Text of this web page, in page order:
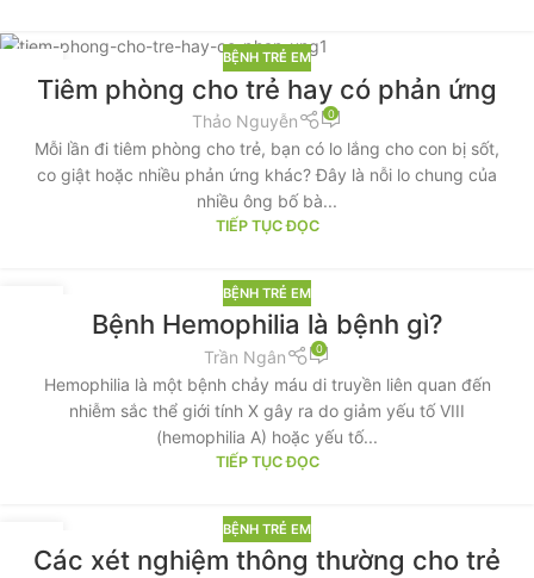
BỆNH TRẺ EM
Tiêm phòng cho trẻ hay có phản ứng
Thảo Nguyễn 0
Mỗi lần đi tiêm phòng cho trẻ, bạn có lo lắng cho con bị sốt,
co giật hoặc nhiều phản ứng khác? Đây là nỗi lo chung của
nhiều ông bố bà...
TIẾP TỤC ĐỌC
BỆNH TRẺ EM
Bệnh Hemophilia là bệnh gì?
Trần Ngân 0
Hemophilia là một bệnh chảy máu di truyền liên quan đến
nhiễm sắc thể giới tính X gây ra do giảm yếu tố VIII
(hemophilia A) hoặc yếu tố...
TIẾP TỤC ĐỌC
26
TH8
BỆNH TRẺ EM
Các xét nghiệm thông thường cho trẻ